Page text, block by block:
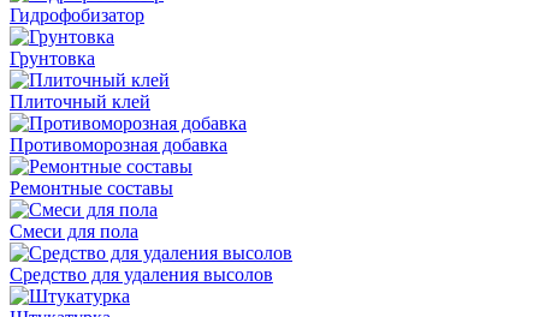
Гидрофобизатор
Грунтовка
Плиточный клей
Противоморозная добавка
Ремонтные составы
Смеси для пола
Средство для удаления высолов